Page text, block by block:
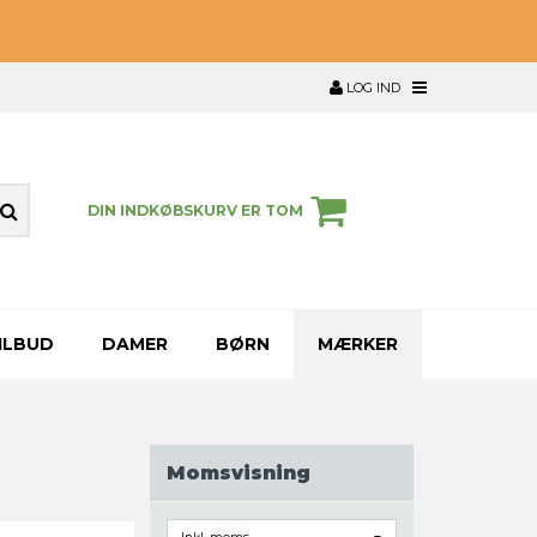
LOG IND
DIN INDKØBSKURV ER TOM
DAMER BØRN MÆRKER
Momsvisning